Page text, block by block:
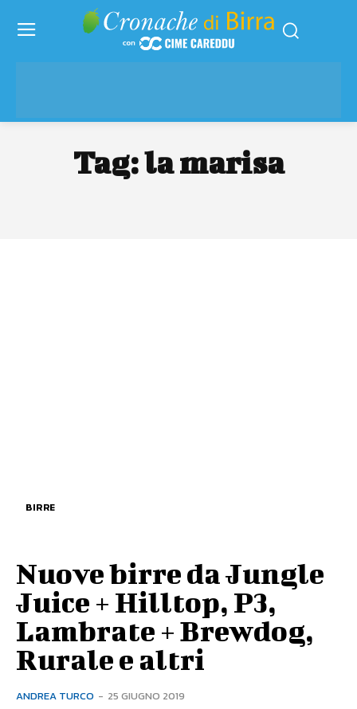
Tag:la marisa
BIRRE
Nuove birre da Jungle
Juice + Hilltop, P3,
Lambrate + Brewdog,
Rurale e altri
ANDREA TURCO - 25 GIUGNO 2019